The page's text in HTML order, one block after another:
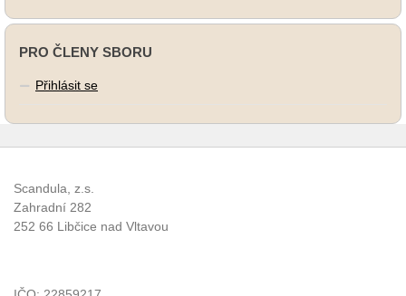
PRO ČLENY SBORU
Přihlásit se
Scandula, z.s.
Zahradní 282
252 66 Libčice nad Vltavou